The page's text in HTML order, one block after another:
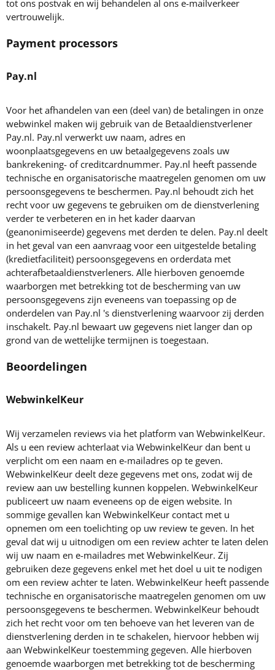
tot ons postvak en wij behandelen al ons e-mailverkeer
vertrouwelijk.
Payment processors
Pay.nl
Voor het afhandelen van een (deel van) de betalingen in onze
webwinkel maken wij gebruik van de Betaaldienstverlener
Pay.nl. Pay.nl verwerkt uw naam, adres en
woonplaatsgegevens en uw betaalgegevens zoals uw
bankrekening- of creditcardnummer. Pay.nl heeft passende
technische en organisatorische maatregelen genomen om uw
persoonsgegevens te beschermen. Pay.nl behoudt zich het
recht voor uw gegevens te gebruiken om de dienstverlening
verder te verbeteren en in het kader daarvan
(geanonimiseerde) gegevens met derden te delen. Pay.nl deelt
in het geval van een aanvraag voor een uitgestelde betaling
(kredietfaciliteit) persoonsgegevens en orderdata met
achterafbetaaldienstverleners. Alle hierboven genoemde
waarborgen met betrekking tot de bescherming van uw
persoonsgegevens zijn eveneens van toepassing op de
onderdelen van Pay.nl 's dienstverlening waarvoor zij derden
inschakelt. Pay.nl bewaart uw gegevens niet langer dan op
grond van de wettelijke termijnen is toegestaan.
Beoordelingen
WebwinkelKeur
Wij verzamelen reviews via het platform van WebwinkelKeur.
Als u een review achterlaat via WebwinkelKeur dan bent u
verplicht om een naam en e-mailadres op te geven.
WebwinkelKeur deelt deze gegevens met ons, zodat wij de
review aan uw bestelling kunnen koppelen. WebwinkelKeur
publiceert uw naam eveneens op de eigen website. In
sommige gevallen kan WebwinkelKeur contact met u
opnemen om een toelichting op uw review te geven. In het
geval dat wij u uitnodigen om een review achter te laten delen
wij uw naam en e-mailadres met WebwinkelKeur. Zij
gebruiken deze gegevens enkel met het doel u uit te nodigen
om een review achter te laten. WebwinkelKeur heeft passende
technische en organisatorische maatregelen genomen om uw
persoonsgegevens te beschermen. WebwinkelKeur behoudt
zich het recht voor om ten behoeve van het leveren van de
dienstverlening derden in te schakelen, hiervoor hebben wij
aan WebwinkelKeur toestemming gegeven. Alle hierboven
genoemde waarborgen met betrekking tot de bescherming